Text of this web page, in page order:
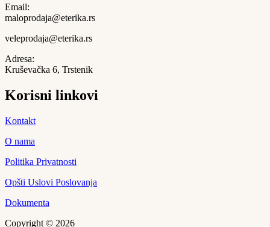
Email:
maloprodaja@eterika.rs
veleprodaja@eterika.rs
Adresa:
Kruševačka 6, Trstenik
Korisni linkovi
Kontakt
O nama
Politika Privatnosti
Opšti Uslovi Poslovanja
Dokumenta
Copyright © 2026